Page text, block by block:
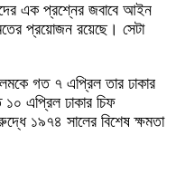
এক প্রশ্নের জবাবে আইন
প্রয়োজন রয়েছে। সেটা
গত ৭ এপ্রিল তার ঢাকার
এপ্রিল ঢাকার চিফ
১৯৭৪ সালের বিশেষ ক্ষমতা